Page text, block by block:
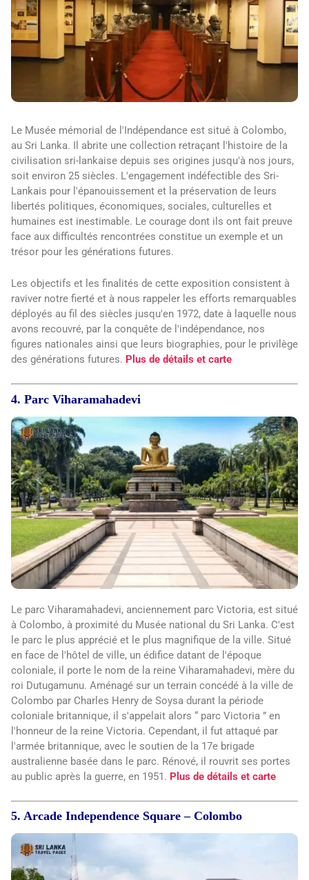
Le Musée mémorial de l'Indépendance est situé à Colombo,
au Sri Lanka. Il abrite une collection retraçant l'histoire de la
civilisation sri-lankaise depuis ses origines jusqu'à nos jours,
soit environ 25 siècles. L'engagement indéfectible des Sri-
Lankais pour l'épanouissement et la préservation de leurs
libertés politiques, économiques, sociales, culturelles et
humaines est inestimable. Le courage dont ils ont fait preuve
face aux difficultés rencontrées constitue un exemple et un
trésor pour les générations futures.
Les objectifs et les finalités de cette exposition consistent à
raviver notre fierté et à nous rappeler les efforts remarquables
déployés au fil des siècles jusqu'en 1972, date à laquelle nous
avons recouvré, par la conquête de l'indépendance, nos
figures nationales ainsi que leurs biographies, pour le privilège
des générations futures. Plus de détails et carte
4. Parc Viharamahadevi
Le parc Viharamahadevi, anciennement parc Victoria, est situé
à Colombo, à proximité du Musée national du Sri Lanka. C'est
le parc le plus apprécié et le plus magnifique de la ville. Situé
en face de l'hôtel de ville, un édifice datant de l'époque
coloniale, il porte le nom de la reine Viharamahadevi, mère du
roi Dutugamunu. Aménagé sur un terrain concédé à la ville de
Colombo par Charles Henry de Soysa durant la période
coloniale britannique, il s'appelait alors “ parc Victoria ” en
l'honneur de la reine Victoria. Cependant, il fut attaqué par
l'armée britannique, avec le soutien de la 17e brigade
australienne basée dans le parc. Rénové, il rouvrit ses portes
au public après la guerre, en 1951. Plus de détails et carte
5. Arcade Independence Square – Colombo